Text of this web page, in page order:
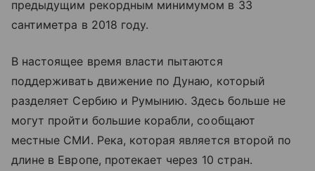
предыдущим рекордным минимумом в 33
сантиметра в 2018 году.
В настоящее время власти пытаются
поддерживать движение по Дунаю, который
разделяет Сербию и Румынию. Здесь больше не
могут пройти большие корабли, сообщают
местные СМИ. Река, которая является второй по
длине в Европе, протекает через 10 стран.